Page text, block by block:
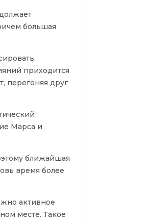
большая
приходится
перегоняя друг
Марса и
ближайшая
время более
активное
месте. Такое